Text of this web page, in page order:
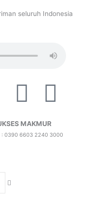
seluruh Indonesia
X
-
t
I
c
o
MAKMUR
: 0390 6603 2240 3000